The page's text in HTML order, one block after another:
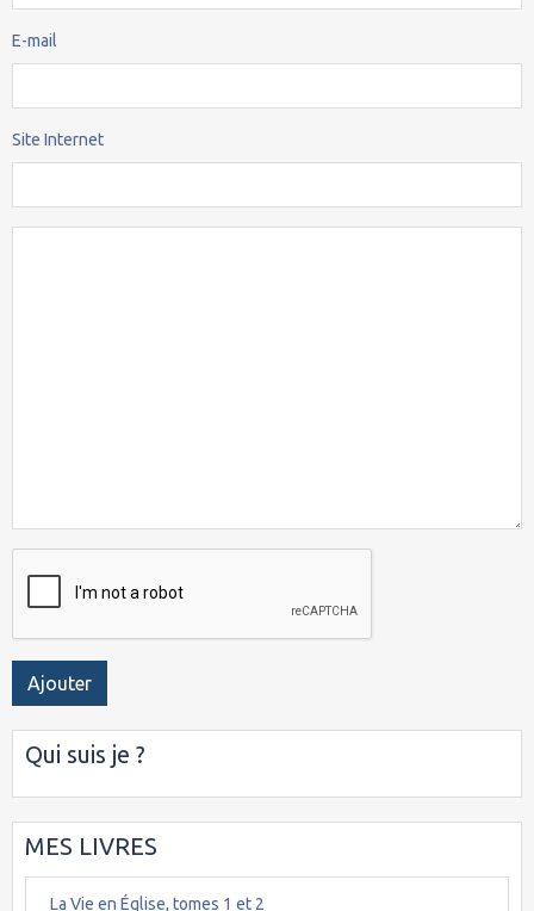
E-mail
Site Internet
Ajouter
Qui suis je ?
MES LIVRES
La Vie en Église, tomes 1 et 2